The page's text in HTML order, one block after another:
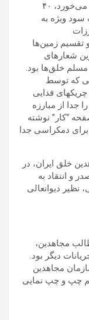
از جمله شعارهایی که در نشریه کار به چشم می‌خورد، ۴۰
سود ویژه به
تقسیم زمین‌ها
شعارهای
خلق‌ها بود.
که توسط
فدایی
جدا از مبارزه
“کار” نوشته
برای دمکراسی جدا
خلق ایران، در
صدر و انتقاد به
دیوانعالی
مجاهدین،
دیگر بود.
سازمان مجاهدین
چپ و چپ نمایی